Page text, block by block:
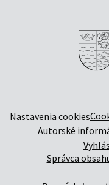
Nastavenia cookies
Autorské
Správca